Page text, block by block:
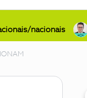
nacionais